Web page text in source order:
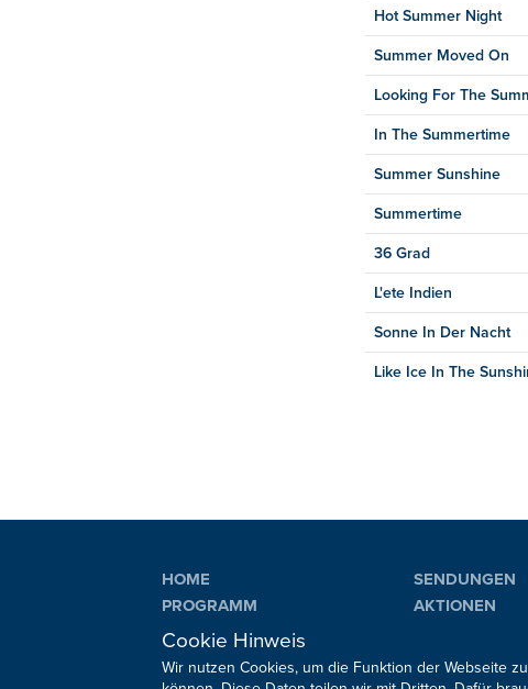
Hot Summer Night
Summer Moved On
Looking For The
In The Summertime
Summer Sunshine
Summertime
36 Grad
L'ete Indien
Sonne In Der Nacht
Like Ice In The
HOME
PROGRAMM
PLAYLIST
SENDUNGEN
AKTIONEN
Cookie Hinweis
Wir nutzen Cookies, um die Funktion der Webseite